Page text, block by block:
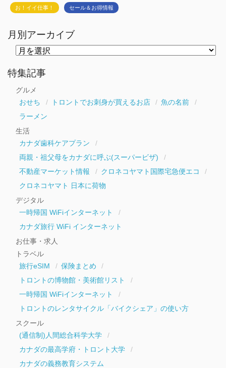
お！イイ仕事！ セール＆お得情報
月別アーカイブ
ー
カ
特集記事
グルメ
おせち
トロントでお刺身が買えるお店
魚の名前
ラーメン
生活
カナダ歯科ケアプラン
両親・祖父母をカナダに呼ぶ(スーパービザ)
不動産マーケット情報
クロネコヤマト国際宅急便エコ
クロネコヤマト 日本に荷物
デジタル
一時帰国 WiFiインターネット
カナダ旅行 WiFi インターネット
お仕事・求人
トラベル
旅行eSIM
保険まとめ
トロントの博物館・美術館リスト
一時帰国 WiFiインターネット
トロントのレンタサイクル「バイクシェア」の使い方
スクール
(通信制)人間総合科学大学
カナダの最高学府・トロント大学
カナダの義務教育システム